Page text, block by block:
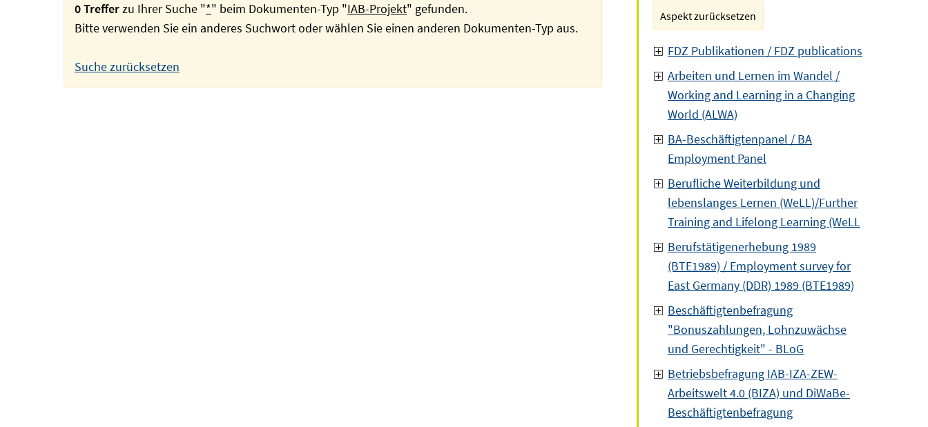
0 Trefferzu Ihrer Suche "*" beim Dokumenten-Typ "IAB-Projekt" gefunden.
Bitte verwenden Sie ein anderes Suchwort oder wählen Sie einen anderen Dokumenten-Typ aus.
Suche zurücksetzen
Aspekt zurücksetzen
FDZ Publikationen / FDZ publications
Arbeiten und Lernen im Wandel /
Working and Learning in a Changing
World (ALWA)
BA-Beschäftigtenpanel / BA
Employment Panel
Berufliche Weiterbildung und
lebenslanges Lernen (WeLL)/Further
Training and Lifelong Learning (WeLL
Berufstätigenerhebung 1989
(BTE1989) / Employment survey for
East Germany (DDR) 1989 (BTE1989)
Beschäftigtenbefragung
"Bonuszahlungen, Lohnzuwächse
und Gerechtigkeit" - BLoG
Betriebsbefragung IAB-IZA-ZEW-
Arbeitswelt 4.0 (BIZA) und DiWaBe-
Beschäftigtenbefragung